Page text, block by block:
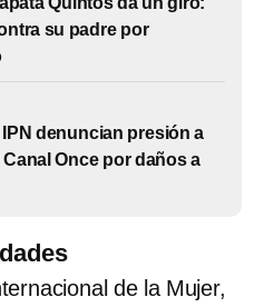
su padre por
denuncian presión a
Once por daños a
de la Mujer,